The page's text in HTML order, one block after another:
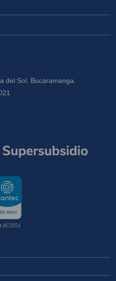
del Sol, Bucaramanga.
SC5951